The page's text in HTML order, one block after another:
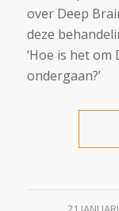
over Deep
deze
‘Hoe is het
ondergaan?’